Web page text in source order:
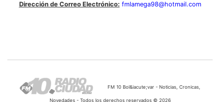
Dirección de Correo Electrónico: fmlamega98@hotmail.com
FM 10 Bol&iacute;var - Noticias, Cronicas,
Novedades - Todos los derechos reservados © 2026